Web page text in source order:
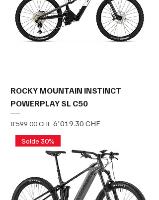
ROCKY MOUNTAIN INSTINCT
POWERPLAY SL C50
Prix original
8'599.00 CHF Prix promotionnel
6'019.30 CHF
Solde 30%